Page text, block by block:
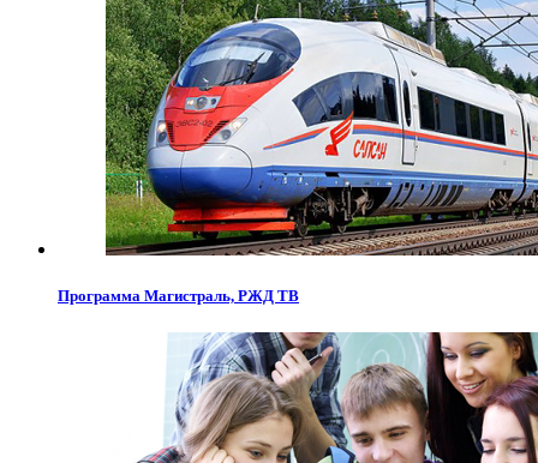
Программа Магистраль, РЖД ТВ